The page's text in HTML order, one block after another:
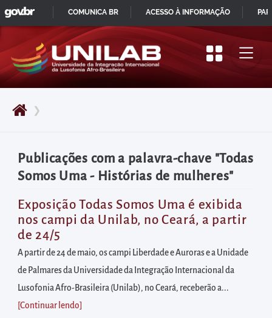
Pular
para
início
do
principal
Acessar
diretamente
o
menu
principal
Acessar
diretamente
à
área
❯
Publicações com a palavra-chave "Todas
Somos Uma - Histórias de mulheres"
Exposição Todas Somos Uma é exibida
nos campi da Unilab, no Ceará, a partir
de 24/5
A partir de 24 de maio, os campi Liberdade e Auroras e a Unidade
de Palmares da Universidade da Integração Internacional da
Lusofonia Afro-Brasileira (Unilab), no Ceará, receberão a...
[Continuar lendo
IR
PARA
CONTEÚDO
GOVBR
COMUNICA BR ACESSO À INFORMAÇÃO